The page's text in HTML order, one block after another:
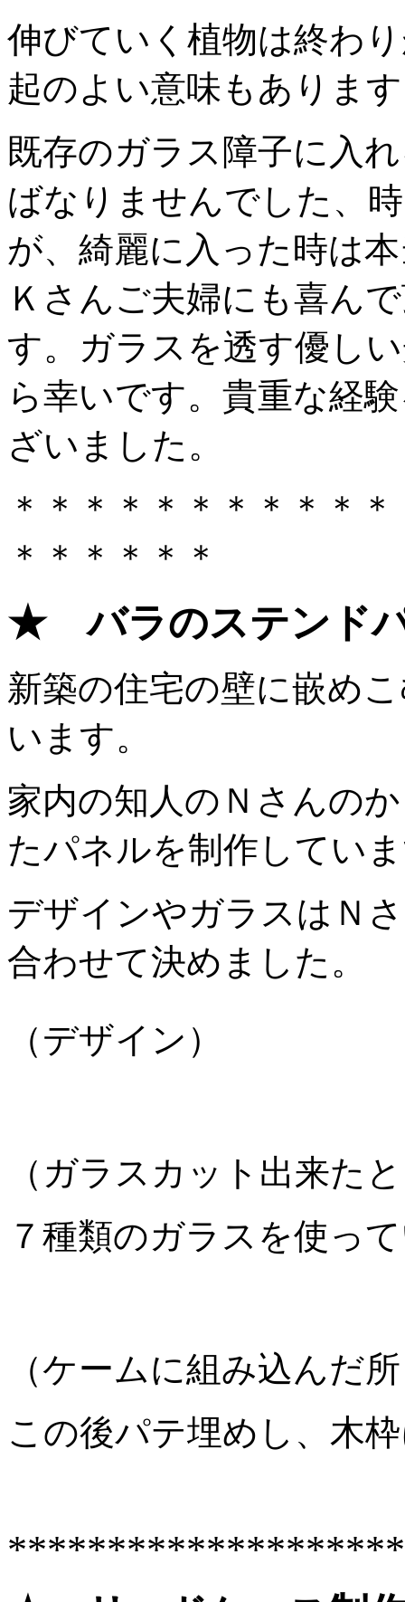
伸びていく植物は終わ
起のよい意味もありま
既存のガラス障子に入
ばなりませんでした、
が、綺麗に入った時は
Ｋさんご夫婦にも喜ん
す。ガラスを透す優し
ら幸いです。貴重な経
ざいました。
＊＊＊＊＊＊＊＊＊＊
＊＊＊＊＊＊
★ バラのステンド
新築の住宅の壁に嵌め
います。
家内の知人のＮさんの
たパネルを制作してい
デザインやガラスはＮ
合わせて決めました。
（デザイン）
（ガラスカット出来た
７種類のガラスを使っ
（ケームに組み込んだ
この後パテ埋めし、木